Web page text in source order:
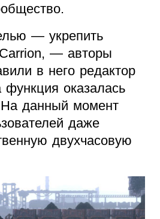
— укрепить
— авторы
в него редактор
оказалась
На данный момент
даже
двухчасовую